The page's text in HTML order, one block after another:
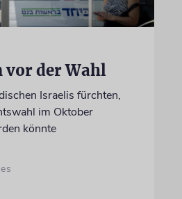
der Wahl
Israelis fürchten,
im Oktober
könnte